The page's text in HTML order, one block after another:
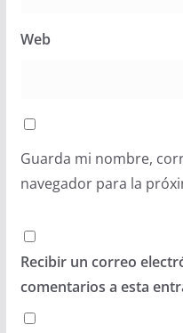
Web
Guarda mi nombre,
navegador para la
Recibir un correo
comentarios a esta